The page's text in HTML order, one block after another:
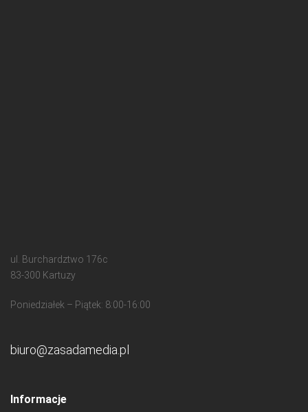
ul. Burchardztwo 176c
83-300 Kartuzy
Poniedziałek – Piątek: 8:00-16:00
biuro@zasadamedia.pl
Informacje